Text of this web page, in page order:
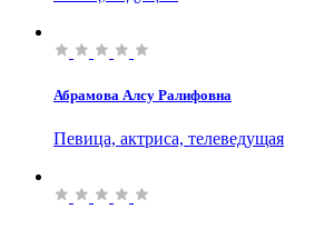
Абрамова Алсу Ралифовна
Певица, актриса, телеведущая